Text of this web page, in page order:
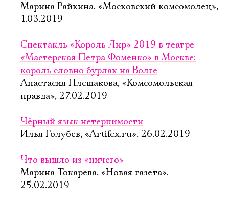
Марина Райкина, «Московский комсомолец»,
1.03.2019
Спектакль «Король Лир» 2019 в театре
«Мастерская Петра Фоменко» в Москве:
король словно бурлак на Волге
Анастасия Плешакова, «Комсомольская
правда», 27.02.2019
Чёрный язык нетерпимости
Илья Голубев, «Artifex.ru», 26.02.2019
Что вышло из «ничего»
Марина Токарева, «Новая газета»,
25.02.2019